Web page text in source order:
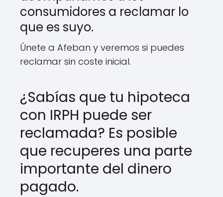
consumidores a reclamar lo
que es suyo.
Únete a Afeban y veremos si puedes
reclamar sin coste inicial.
¿Sabías que tu hipoteca
con IRPH puede ser
reclamada? Es posible
que recuperes una parte
importante del dinero
pagado.